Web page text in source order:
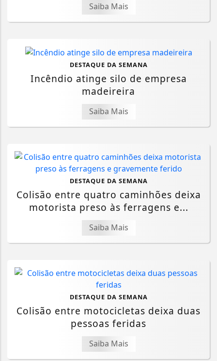
Saiba Mais
DESTAQUE DA SEMANA
Incêndio atinge silo de empresa
madeireira
Saiba Mais
DESTAQUE DA SEMANA
Colisão entre quatro caminhões deixa
motorista preso às ferragens e...
Saiba Mais
DESTAQUE DA SEMANA
Colisão entre motocicletas deixa duas
pessoas feridas
Saiba Mais